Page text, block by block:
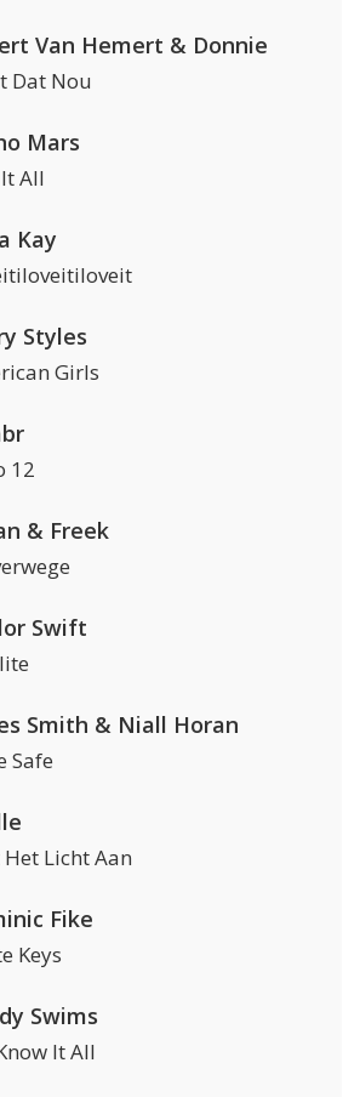
Van Hemert & Donnie
Dat Nou
Mars
All
Kay
Styles
Girls
12
& Freek
Swift
Smith & Niall Horan
Safe
Licht Aan
Fike
Keys
Swims
It All